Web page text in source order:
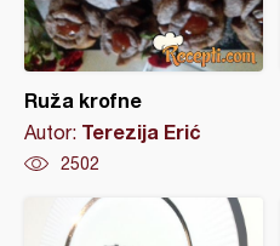
Ruža krofne
Autor: Terezija Erić
2502